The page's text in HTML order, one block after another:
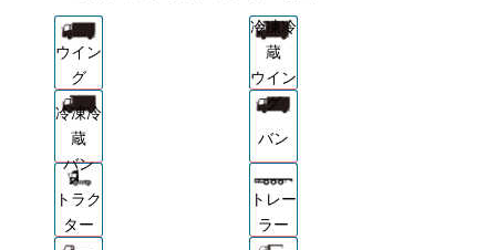
ウイン
グ
冷凍冷
蔵
ウイン
グ
冷凍冷
蔵
バン
バン
トラク
ター
トレー
ラー